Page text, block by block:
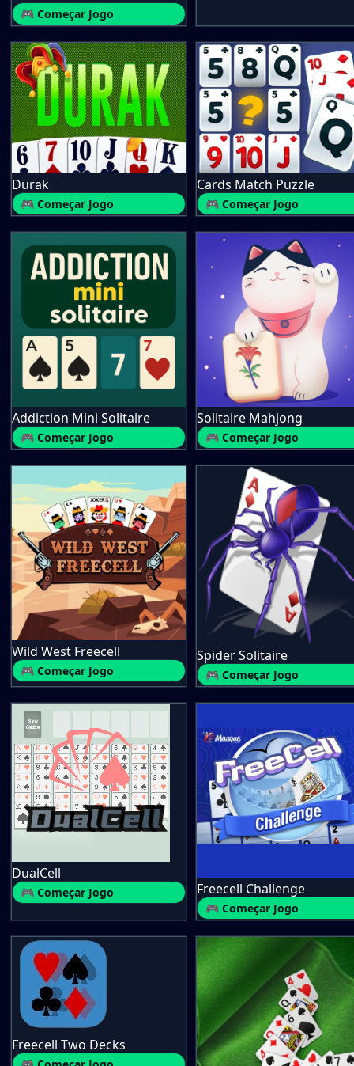
🎮 Começar Jogo
Durak
🎮 Começar Jogo
Cards Match Puzzle
🎮 Começar Jogo
Addiction Mini Solitaire
🎮 Começar Jogo
Solitaire Mahjong
🎮 Começar Jogo
Wild West Freecell
🎮 Começar Jogo
Spider Solitaire
🎮 Começar Jogo
DualCell
🎮 Começar Jogo Freecell Challenge
🎮 Começar Jogo
Freecell Two Decks